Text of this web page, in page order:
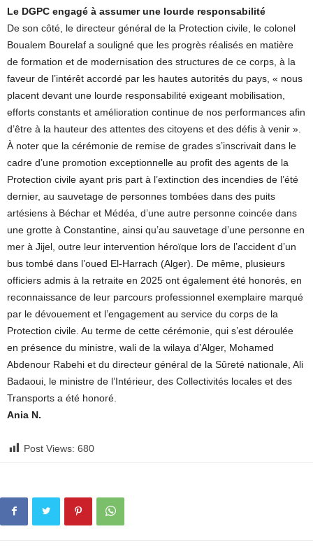
Le DGPC engagé à assumer une lourde responsabilité
De son côté, le directeur général de la Protection civile, le colonel
Boualem Bourelaf a souligné que les progrès réalisés en matière
de formation et de modernisation des structures de ce corps, à la
faveur de l’intérêt accordé par les hautes autorités du pays, « nous
placent devant une lourde responsabilité exigeant mobilisation,
efforts constants et amélioration continue de nos performances afin
d’être à la hauteur des attentes des citoyens et des défis à venir ».
À noter que la cérémonie de remise de grades s’inscrivait dans le
cadre d’une promotion exceptionnelle au profit des agents de la
Protection civile ayant pris part à l’extinction des incendies de l’été
dernier, au sauvetage de personnes tombées dans des puits
artésiens à Béchar et Médéa, d’une autre personne coincée dans
une grotte à Constantine, ainsi qu’au sauvetage d’une personne en
mer à Jijel, outre leur intervention héroïque lors de l’accident d’un
bus tombé dans l’oued El-Harrach (Alger). De même, plusieurs
officiers admis à la retraite en 2025 ont également été honorés, en
reconnaissance de leur parcours professionnel exemplaire marqué
par le dévouement et l’engagement au service du corps de la
Protection civile. Au terme de cette cérémonie, qui s’est déroulée
en présence du ministre, wali de la wilaya d’Alger, Mohamed
Abdenour Rabehi et du directeur général de la Sûreté nationale, Ali
Badaoui, le ministre de l’Intérieur, des Collectivités locales et des
Transports a été honoré.
Ania N.
Post Views: 680